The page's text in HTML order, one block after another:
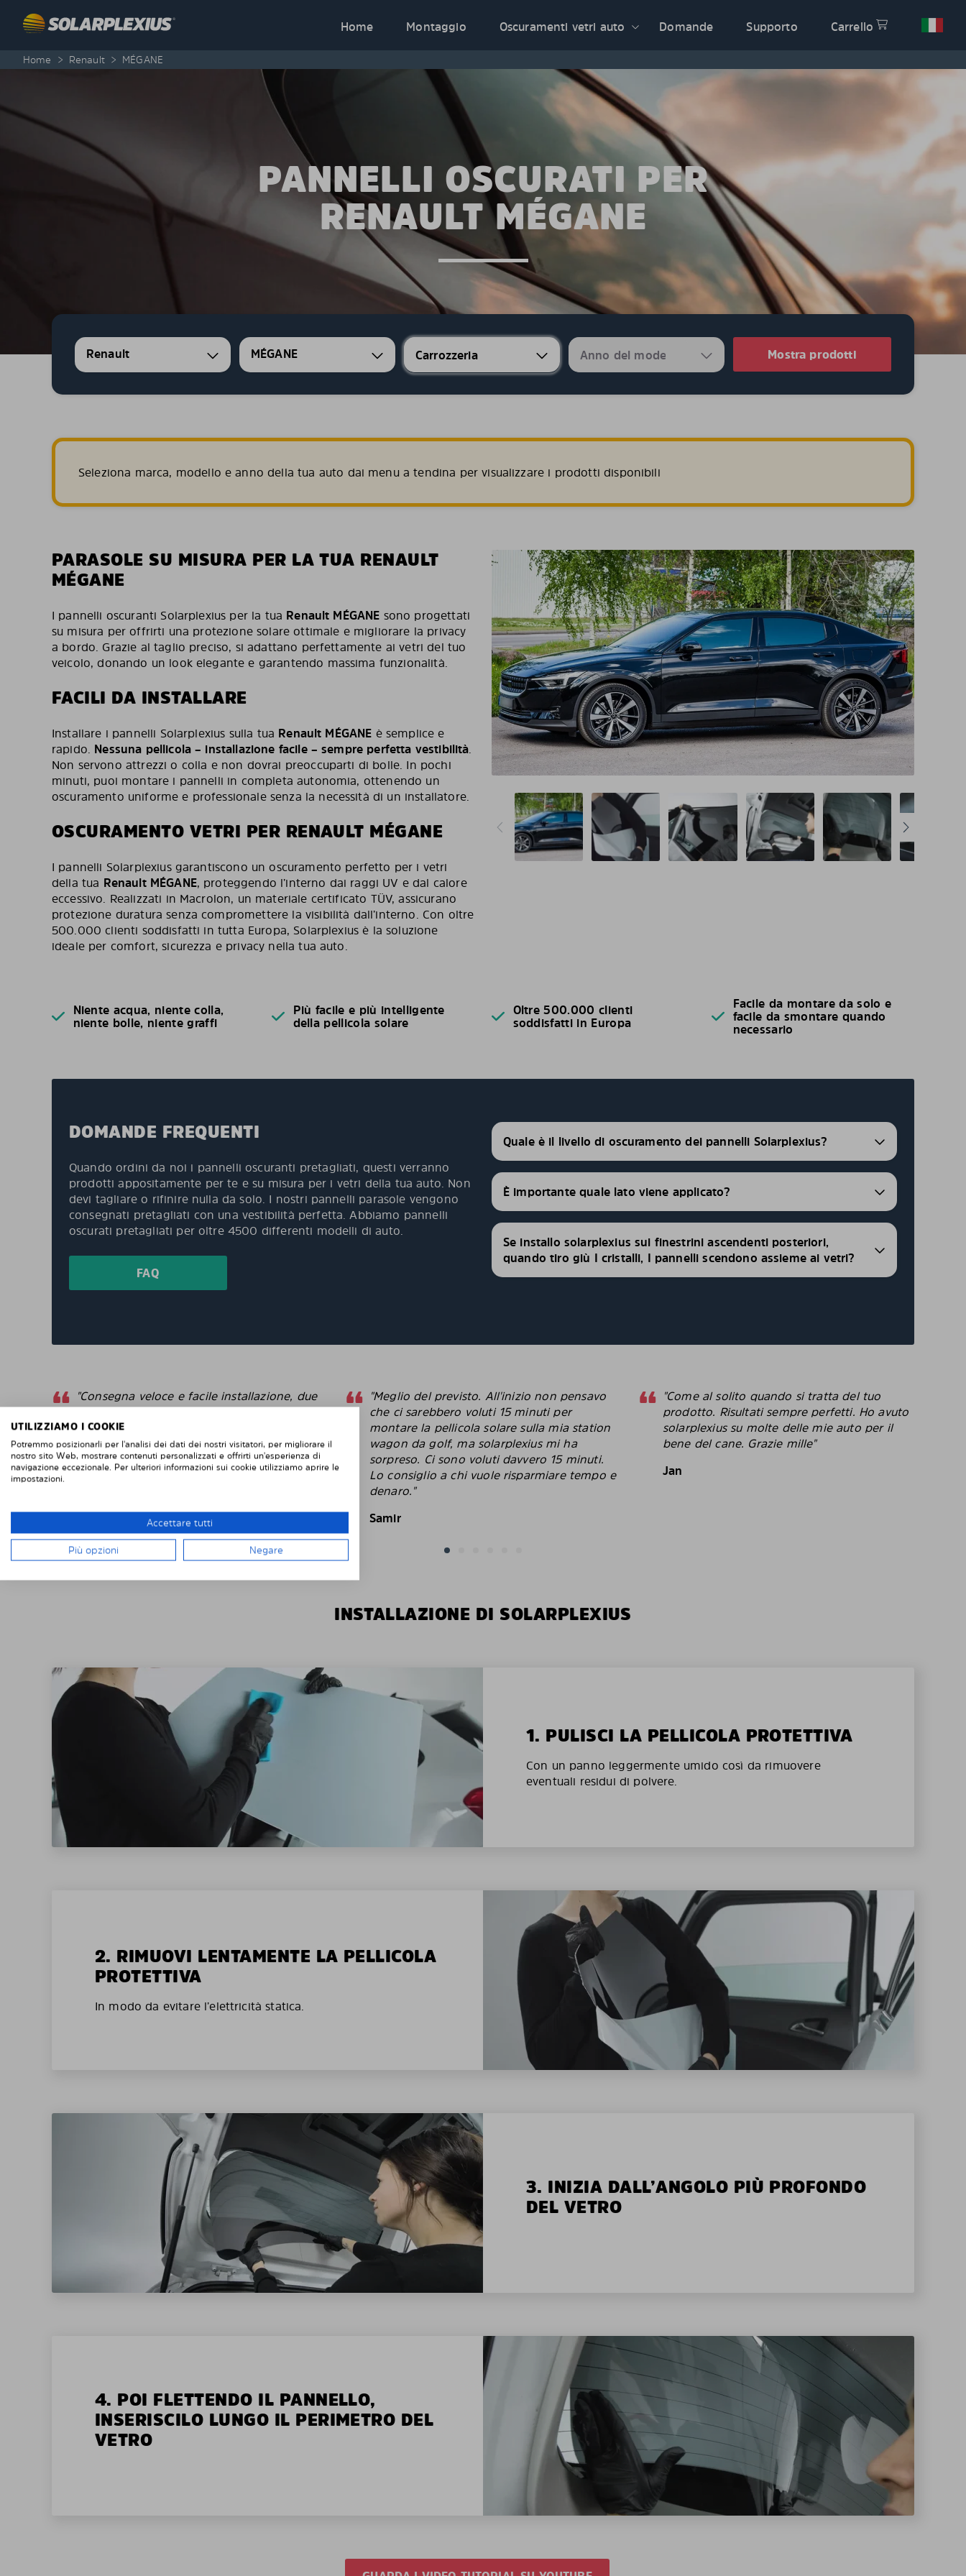
Home
Montaggio Oscuramenti vetri auto Domande Supporto Carrello
Home > Renault > MÉGANE
PANNELLI OSCURATI PER
RENAULT MÉGANE
Renault MÉGANE Mostra prodotti
Seleziona marca, modello e anno della tua auto dai menu a tendina per visualizzare i prodotti disponibili
PARASOLE SU MISURA PER LA TUA RENAULT
MÉGANE
I pannelli oscuranti Solarplexius per la tua Renault MÉGANE sono progettati
su misura per offrirti una protezione solare ottimale e migliorare la privacy
a bordo. Grazie al taglio preciso, si adattano perfettamente ai vetri del tuo
veicolo, donando un look elegante e garantendo massima funzionalità.
FACILI DA INSTALLARE
Installare i pannelli Solarplexius sulla tua Renault MÉGANE è semplice e
rapido. Nessuna pellicola – installazione facile – sempre perfetta vestibilità.
Non servono attrezzi o colla e non dovrai preoccuparti di bolle. In pochi
minuti, puoi montare i pannelli in completa autonomia, ottenendo un
oscuramento uniforme e professionale senza la necessità di un installatore.
OSCURAMENTO VETRI PER RENAULT MÉGANE
I pannelli Solarplexius garantiscono un oscuramento perfetto per i vetri
della tua Renault MÉGANE, proteggendo l’interno dai raggi UV e dal calore
eccessivo. Realizzati in Macrolon, un materiale certificato TÜV, assicurano
protezione duratura senza compromettere la visibilità dall’interno. Con oltre
500.000 clienti soddisfatti in tutta Europa, Solarplexius è la soluzione
ideale per comfort, sicurezza e privacy nella tua auto.
Niente acqua, niente colla,
niente bolle, niente graffi
Più facile e più intelligente
della pellicola solare
Oltre 500.000 clienti
soddisfatti in Europa
Facile da montare da solo e
facile da smontare quando
necessario
DOMANDE FREQUENTI
Quando ordini da noi i pannelli oscuranti pretagliati, questi verranno
prodotti appositamente per te e su misura per i vetri della tua auto. Non
devi tagliare o rifinire nulla da solo. I nostri pannelli parasole vengono
consegnati pretagliati con una vestibilità perfetta. Abbiamo pannelli
oscurati pretagliati per oltre 4500 differenti modelli di auto.
FAQ
Quale è il livello di oscuramento dei pannelli Solarplexius?
È importante quale lato viene applicato?
Se installo solarplexius sui finestrini ascendenti posteriori,
quando tiro giù I cristalli, I pannelli scendono assieme ai vetri?
"Consegna veloce e facile installazione, due
grandi finestrini posteriori e due piccoli
finestrini posteriori sulle porte posteriori di
un Renault Trafic. Se vuoi rimuoverli, è facile,
se vuoi rimontarli, altrettanto facile. Difficile
da fallisce con l'installazione. Penso che
Robert
"Meglio del previsto. All'inizio non pensavo
che ci sarebbero voluti 15 minuti per
montare la pellicola solare sulla mia station
wagon da golf, ma solarplexius mi ha
sorpreso. Ci sono voluti davvero 15 minuti.
Lo consiglio a chi vuole risparmiare tempo e
denaro."
Samir
"Come al solito quando si tratta del tuo
prodotto. Risultati sempre perfetti. Ho avuto
solarplexius su molte delle mie auto per il
bene del cane. Grazie mille"
Jan
INSTALLAZIONE DI SOLARPLEXIUS
1. PULISCI LA PELLICOLA PROTETTIVA
Con un panno leggermente umido così da rimuovere
eventuali residui di polvere.
2. RIMUOVI LENTAMENTE LA PELLICOLA
PROTETTIVA
In modo da evitare l’elettricità statica.
3. INIZIA DALL’ANGOLO PIÙ PROFONDO
DEL VETRO
4. POI FLETTENDO IL PANNELLO,
INSERISCILO LUNGO IL PERIMETRO DEL
VETRO
UTILIZZIAMO I COOKIE
Potremmo posizionarli per l'analisi dei dati dei nostri visitatori, per migliorare il
nostro sito Web, mostrare contenuti personalizzati e offrirti un'esperienza di
navigazione eccezionale. Per ulteriori informazioni sui cookie utilizziamo aprire le
impostazioni.
Accettare tutti
Più opzioni Negare